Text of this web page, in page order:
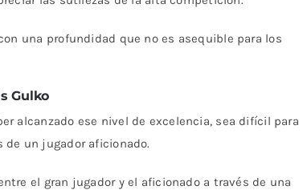
una profundidad que no es asequible para los
Gulko
alcanzado ese nivel de excelencia, sea difícil para
un jugador aficionado.
el gran jugador y el aficionado a través de una